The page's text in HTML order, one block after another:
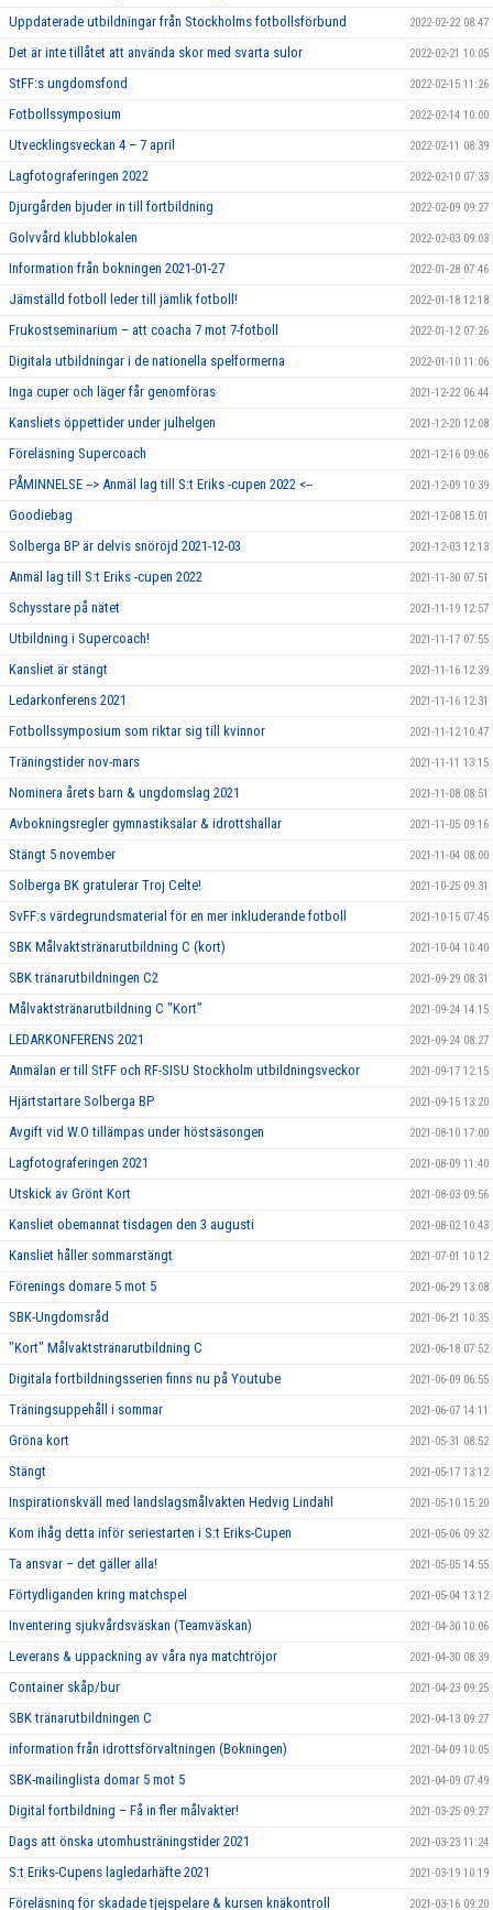
Uppdaterade utbildningar från Stockholms fotbollsförbund 2022-02-22 08:47
Det är inte tillåtet att använda skor med svarta sulor 2022-02-21 10:05
StFF:s ungdomsfond 2022-02-15 11:26
Fotbollssymposium 2022-02-14 10:00
Utvecklingsveckan 4 – 7 april 2022-02-11 08:39
Lagfotograferingen 2022 2022-02-10 07:33
Djurgården bjuder in till fortbildning 2022-02-09 09:27
Golvvård klubblokalen 2022-02-03 09:03
Information från bokningen 2021-01-27 2022-01-28 07:46
Jämställd fotboll leder till jämlik fotboll! 2022-01-18 12:18
Frukostseminarium – att coacha 7 mot 7-fotboll 2022-01-12 07:26
Digitala utbildningar i de nationella spelformerna 2022-01-10 11:06
Inga cuper och läger får genomföras 2021-12-22 06:44
Kansliets öppettider under julhelgen 2021-12-20 12:08
Föreläsning Supercoach 2021-12-16 09:06
PÅMINNELSE --> Anmäl lag till S:t Eriks -cupen 2022 <-- 2021-12-09 10:39
Goodiebag 2021-12-08 15:01
Solberga BP är delvis snöröjd 2021-12-03 2021-12-03 12:13
Anmäl lag till S:t Eriks -cupen 2022 2021-11-30 07:51
Schysstare på nätet 2021-11-19 12:57
Utbildning i Supercoach! 2021-11-17 07:55
Kansliet är stängt 2021-11-16 12:39
Ledarkonferens 2021 2021-11-16 12:31
Fotbollssymposium som riktar sig till kvinnor 2021-11-12 10:47
Träningstider nov-mars 2021-11-11 13:15
Nominera årets barn & ungdomslag 2021 2021-11-08 08:51
Avbokningsregler gymnastiksalar & idrottshallar 2021-11-05 09:16
Stängt 5 november 2021-11-04 08:00
Solberga BK gratulerar Troj Celte! 2021-10-25 09:31
SvFF:s värdegrundsmaterial för en mer inkluderande fotboll 2021-10-15 07:45
SBK Målvaktstränarutbildning C (kort) 2021-10-04 10:40
SBK tränarutbildningen C2 2021-09-29 08:31
Målvaktstränarutbildning C "Kort” 2021-09-24 14:15
LEDARKONFERENS 2021 2021-09-24 08:27
Anmälan er till StFF och RF-SISU Stockholm utbildningsveckor 2021-09-17 12:15
Hjärtstartare Solberga BP 2021-09-15 13:20
Avgift vid W.O tillämpas under höstsäsongen 2021-08-10 17:00
Lagfotograferingen 2021 2021-08-09 11:40
Utskick av Grönt Kort 2021-08-03 09:56
Kansliet obemannat tisdagen den 3 augusti 2021-08-02 10:43
Kansliet håller sommarstängt 2021-07-01 10:12
Förenings domare 5 mot 5 2021-06-29 13:08
SBK-Ungdomsråd 2021-06-21 10:35
"Kort" Målvaktstränarutbildning C 2021-06-18 07:52
Digitala fortbildningsserien finns nu på Youtube 2021-06-09 06:55
Träningsuppehåll i sommar 2021-06-07 14:11
Gröna kort 2021-05-31 08:52
Stängt 2021-05-17 13:12
Inspirationskväll med landslagsmålvakten Hedvig Lindahl 2021-05-10 15:20
Kom ihåg detta inför seriestarten i S:t Eriks-Cupen 2021-05-06 09:32
Ta ansvar – det gäller alla! 2021-05-05 14:55
Förtydliganden kring matchspel 2021-05-04 13:12
Inventering sjukvårdsväskan (Teamväskan) 2021-04-30 10:06
Leverans & uppackning av våra nya matchtröjor 2021-04-30 08:39
Container skåp/bur 2021-04-23 09:25
SBK tränarutbildningen C 2021-04-13 09:27
information från idrottsförvaltningen (Bokningen) 2021-04-09 10:05
SBK-mailinglista domar 5 mot 5 2021-04-09 07:49
Digital fortbildning – Få in fler målvakter! 2021-03-25 09:27
Dags att önska utomhusträningstider 2021 2021-03-23 11:24
S:t Eriks-Cupens lagledarhäfte 2021 2021-03-19 10:19
Föreläsning för skadade tjejspelare & kursen knäkontroll 2021-03-16 09:20